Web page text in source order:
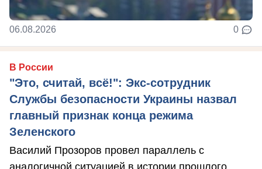
06.08.2026 0
В России
"Это, считай, всё!": Экс-сотрудник
Службы безопасности Украины назвал
главный признак конца режима
Зеленского
Василий Прозоров провел параллель с
аналогичной ситуацией в истории прошлого